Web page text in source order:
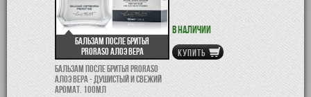
Бальзам после бритья
Proraso Алоэ Вера
Бальзам после бритья Proraso
Алоэ Вера - душистый и свежий
аромат. 100мл
В наличии
КУПИТЬ